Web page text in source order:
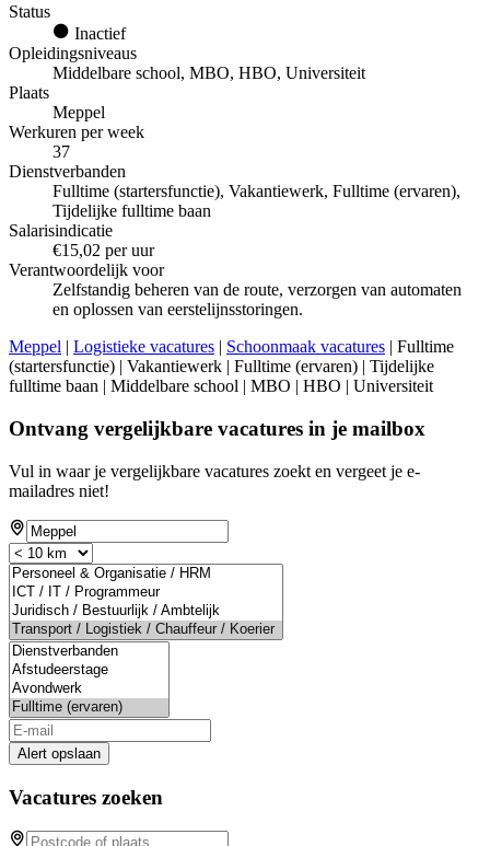
Status
Inactief
Opleidingsniveaus
Middelbare school, MBO, HBO, Universiteit
Plaats
Meppel
Werkuren per week
37
Dienstverbanden
Fulltime (startersfunctie), Vakantiewerk, Fulltime (ervaren),
Tijdelijke fulltime baan
Salarisindicatie
€15,02 per uur
Verantwoordelijk voor
Zelfstandig beheren van de route, verzorgen van automaten
en oplossen van eerstelijnsstoringen.
Meppel | Logistieke vacatures | Schoonmaak vacatures | Fulltime
(startersfunctie) | Vakantiewerk | Fulltime (ervaren) | Tijdelijke
fulltime baan | Middelbare school | MBO | HBO | Universiteit
Ontvang vergelijkbare vacatures in je mailbox
Vul in waar je vergelijkbare vacatures zoekt en vergeet je e-
mailadres niet!
Alert opslaan
Vacatures zoeken